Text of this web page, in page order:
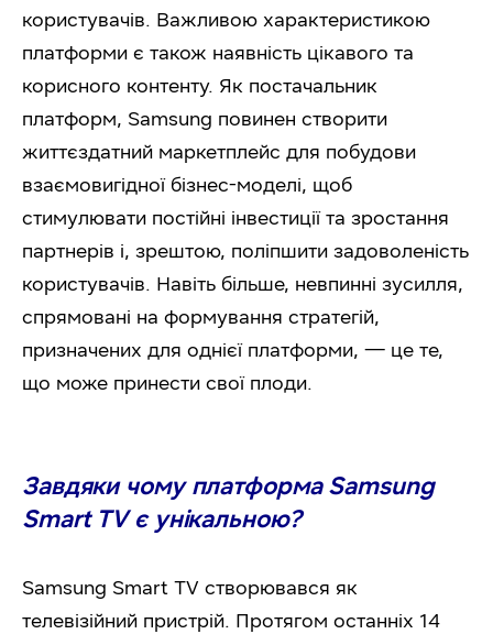
користувачів. Важливою характеристикою
платформи є також наявність цікавого та
корисного контенту. Як постачальник
платформ, Samsung повинен створити
життєздатний маркетплейс для побудови
взаємовигідної бізнес-моделі, щоб
стимулювати постійні інвестиції та зростання
партнерів і, зрештою, поліпшити задоволеність
користувачів. Навіть більше, невпинні зусилля,
спрямовані на формування стратегій,
призначених для однієї платформи, — це те,
що може принести свої плоди.
Завдяки чому платформа Samsung
Smart TV є унікальною?
Samsung Smart TV створювався як
телевізійний пристрій. Протягом останніх 14